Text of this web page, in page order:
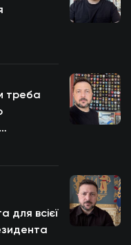
треба
для всієї